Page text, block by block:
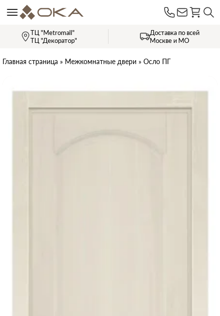
ТЦ "Metromall"
ТЦ "Декоратор"
Доставка по всей
Москве и МО
Главная страница » Межкомнатные двери » Осло ПГ